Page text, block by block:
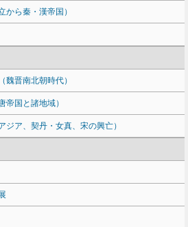
から秦・漢帝国）
魏晋南北朝時代）
帝国と諸地域）
ア、契丹・女真、宋の興亡）